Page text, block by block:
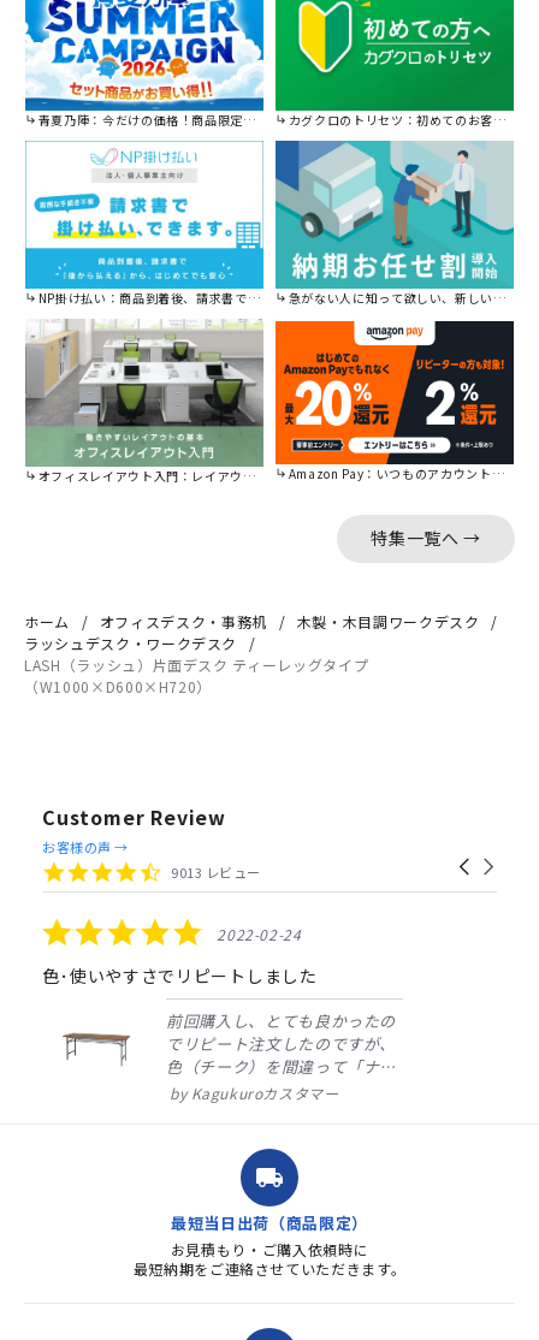
青夏乃陣：今だけの価格！商品限定セール開催中です。 カグクロのトリセツ：初めてのお客様はこちら。
NP掛け払い：商品到着後、請求書で後から払えます。 急がない人に知って欲しい、新しい割引を始めました。
オフィスレイアウト入門：レイアウトの基本をご紹介。 Amazon Pay：いつものアカウントで簡単に決済可能。
特集一覧へ →
ホーム オフィスデスク・事務机
木製・木目調ワークデスク
ラッシュデスク・ワークデスク
LASH（ラッシュ）片面デスク ティーレッグタイプ
（W1000×D600×H720）
Customer Review
Reviews
carousel
Carousel
4.4
star
9013 レビュー
お客様の声 →
5.0
star
rating
2022-02-24
色･使いやすさでリピートしました
前回購入し、とても良かったの
でリピート注文したのですが、
色（チーク）を間違って「ナチ
ュラル」としてしまいました。
ました。商品到着も早く、品
質・使いやすさで満足していま
す。また、リピートするときは
よろしくお...
Kagukuroカスタマー
local_shipping
最短当日出荷（商品限定）
お見積もり・ご購入依頼時に
最短納期をご連絡させていただきます。